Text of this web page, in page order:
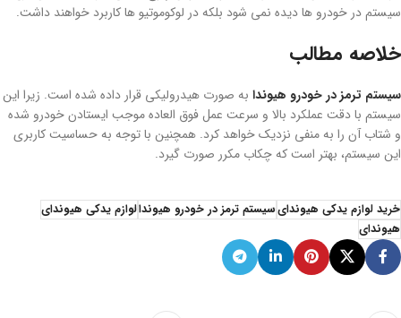
سیستم در خودرو ها دیده نمی شود بلکه در لوکوموتیو ها کاربرد خواهند داشت.
خلاصه مطالب
سیستم ترمز در خودرو هیوندا به صورت هیدرولیکی قرار داده شده است. زیرا این
سیستم با دقت عملکرد بالا و سرعت عمل فوق العاده موجب ایستادن خودرو شده
و شتاب آن را به منفی نزدیک خواهد کرد. همچنین با توجه به حساسیت کاربری
این سیستم، بهتر است که چکاب مکرر صورت گیرد.
خرید لوازم یدکی هیوندایسیستم ترمز در خودرو هیوندالوازم یدکی هیوندای
هیوندای